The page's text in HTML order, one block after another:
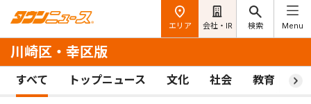
エリア 会社・IR 検索 Menu
川崎区・幸区版
すべて トップニュース 文化 社会 教育 ス